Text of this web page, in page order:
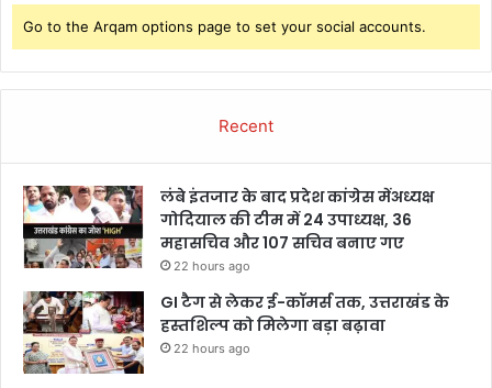
Go to the Arqam options page to set your social accounts.
Recent
लंबे इंतजार के बाद प्रदेश कांग्रेस मेंअध्यक्ष
गोदियाल की टीम में 24 उपाध्यक्ष, 36
महासचिव और 107 सचिव बनाए गए
22 hours ago
GI टैग से लेकर ई-कॉमर्स तक, उत्तराखंड के
हस्तशिल्प को मिलेगा बड़ा बढ़ावा
22 hours ago